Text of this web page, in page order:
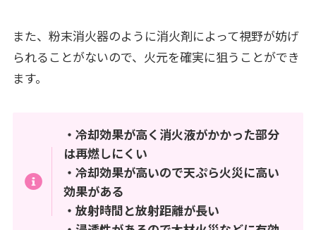
また、粉末消火器のように消火剤によって視野が妨げ
られることがないので、火元を確実に狙うことができ
ます。
・冷却効果が高く消火液がかかった部分
は再燃しにくい
・冷却効果が高いので天ぷら火災に高い
効果がある
・放射時間と放射距離が長い